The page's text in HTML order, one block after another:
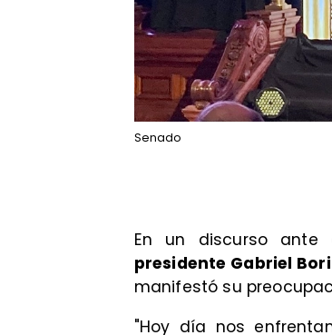
Senado
En un discurso ante
presidente Gabriel
manifestó su
"Hoy día nos